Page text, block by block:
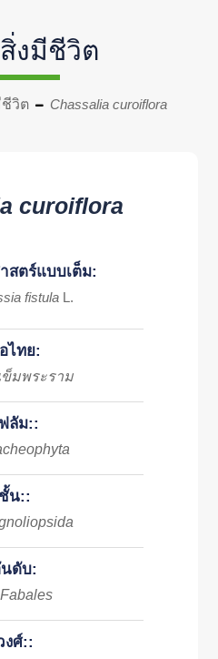
งมีชีวิต
วิต Chassalia curoiflora
curoiflora
สตร์แบบเต็ม:
fistula L.
ไทย:
ข็มพระราม
ลัม::
ชั้น::
ดับ:
Fabales
งศ์::